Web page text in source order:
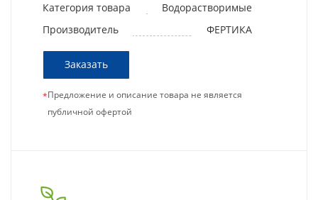
Категория товара
Водорастворимые
Производитель
ФЕРТИКА
Заказать
*Предложение и описание товара не является
публичной офертой